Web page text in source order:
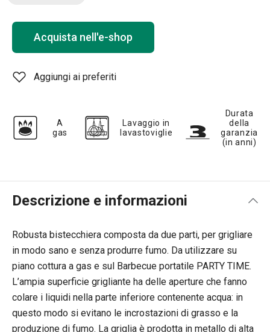
Acquista nell'e-shop
Aggiungi ai preferiti
A
gas
Lavaggio in
lavastoviglie
Durata
della
garanzia
(in anni)
Descrizione e informazioni
Robusta bistecchiera composta da due parti, per grigliare
in modo sano e senza produrre fumo. Da utilizzare su
piano cottura a gas e sul Barbecue portatile PARTY TIME.
L’ampia superficie grigliante ha delle aperture che fanno
colare i liquidi nella parte inferiore contenente acqua: in
questo modo si evitano le incrostazioni di grasso e la
produzione di fumo. La griglia è prodotta in metallo di alta